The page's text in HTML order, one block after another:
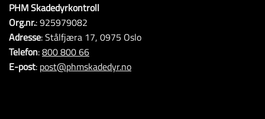
PHM Skadedyrkontroll
Org.nr.: 925979082
Adresse: Stålfjæra 17, 0975 Oslo
Telefon:800 800 66
E-post: post@phmskadedyr.no